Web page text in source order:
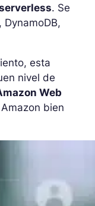
. Se
esta
nivel de
Web
bien